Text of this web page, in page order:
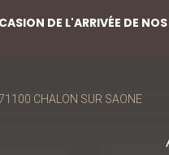
CHALON SUR SAONE
DE L'ARRIVÉE DE